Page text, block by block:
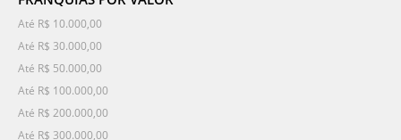
Até R$ 10.000,00
Até R$ 30.000,00
Até R$ 50.000,00
Até R$ 100.000,00
Até R$ 200.000,00
Até R$ 300.000,00